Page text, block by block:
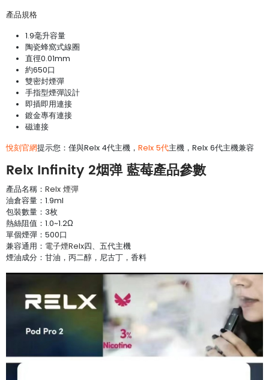
產品規格
1.9毫升容量
陶瓷蜂窩式線圈
直徑0.01mm
約650口
雙密封煙彈
手指型煙彈設計
即插即用連接
鍍金專有連接
磁連接
悅刻官網提示您：僅與Relx 4代主機， Relx 5代主機，Relx 6代主機兼容
Relx Infinity 2烟弹 藍莓產品參數
產品名稱： Relx 煙彈
油倉容量：1.9ml
包裝數量：3枚
熱絲阻值：1.0~1.2Ω
單個煙彈：500口
兼容通用： 電子煙Relx四、五代主機
煙油成分：甘油，丙二醇，尼古丁，香料